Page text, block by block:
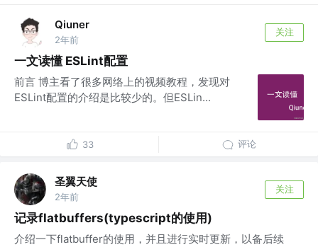
Qiuner
2年前
关注
一文读懂 ESLint配置
前言 博主看了很多网络上的视频教程，发现对
ESLint配置的介绍是比较少的。但ESLin...
33 评论
圣翼天使
2年前
关注
记录flatbuffers(typescript的使用)
介绍一下flatbuffer的使用，并且进行实时更新，以备后续